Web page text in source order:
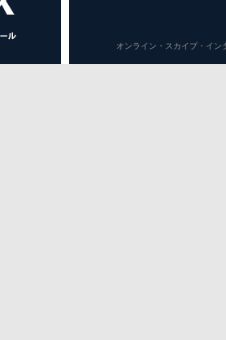
オンライン・スカイプ・イ